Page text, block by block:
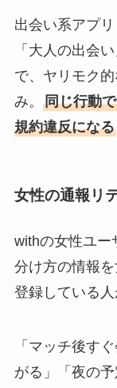
出会い系アプ
「大人の出会
で、ヤリモク
み。 同じ行動
規約違反になる
女性の通報リ
withの女性ユー
分け方の情報
登録している人
「マッチ後す
がる」「夜の